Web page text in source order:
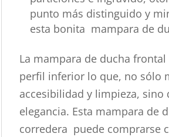
punto más distinguido y
esta bonita mampara de
La mampara de ducha frontal
perfil inferior lo que, no sólo
accesibilidad y limpieza, sino
elegancia. Esta mampara de
corredera puede comprarse